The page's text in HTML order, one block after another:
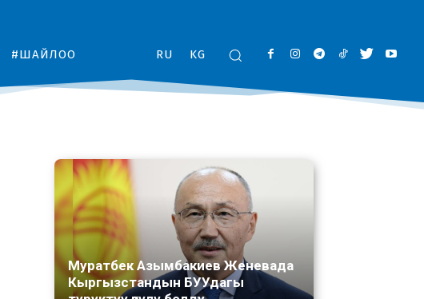
#ШАЙЛОО RU KG
Муратбек Азымбакиев Женевада
Кыргызстандын БУУдагы